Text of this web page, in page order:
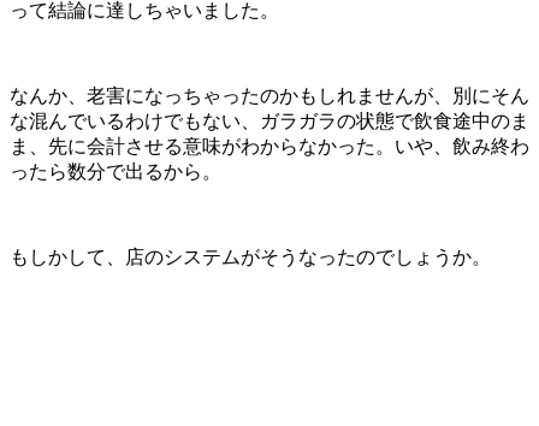
って結論に達しちゃいました。
なんか、老害になっちゃったのかもしれませんが、別にそん
な混んでいるわけでもない、ガラガラの状態で飲食途中のま
ま、先に会計させる意味がわからなかった。いや、飲み終わ
ったら数分で出るから。
もしかして、店のシステムがそうなったのでしょうか。